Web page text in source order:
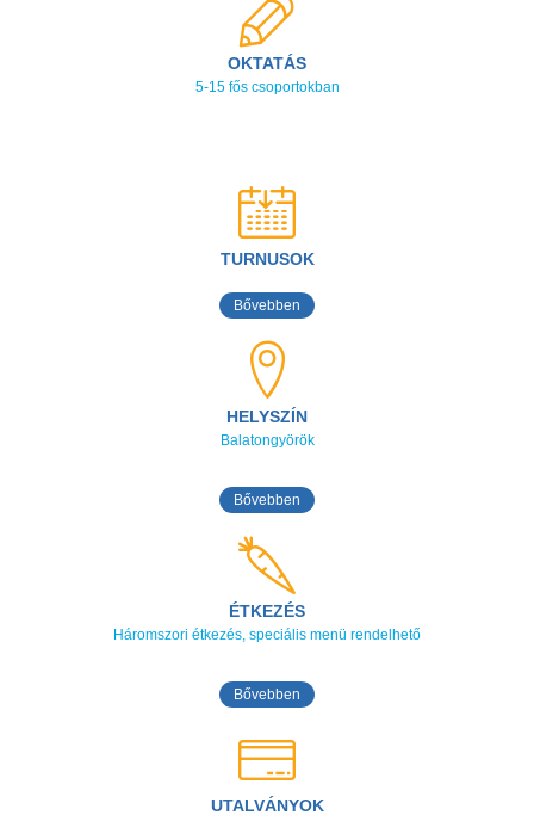
OKTATÁS
5-15 fős csoportokban
TURNUSOK
Bővebben
HELYSZÍN
Balatongyörök
Bővebben
ÉTKEZÉS
Háromszori étkezés, speciális menü rendelhető
Bővebben
UTALVÁNYOK